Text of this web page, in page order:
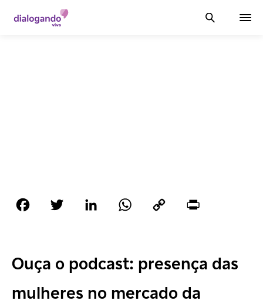
Facebook Twitter LinkedIn WhatsAppCopy
Ouça o podcast: presença das
mulheres no mercado da